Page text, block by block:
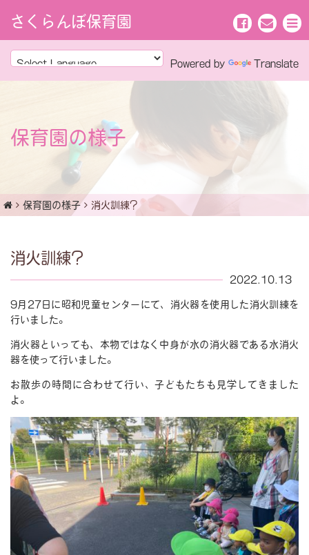
さくらんぼ保育園
Powered by Translate
保育園の様子
保育園の様子 消火訓練?
消火訓練?
2022.10.13
9月27日に昭和児童センターにて、消火器を使用した消火訓練を
行いました。
消火器といっても、本物ではなく中身が水の消火器である水消火
器を使って行いました。
お散歩の時間に合わせて行い、子どもたちも見学してきました
よ。